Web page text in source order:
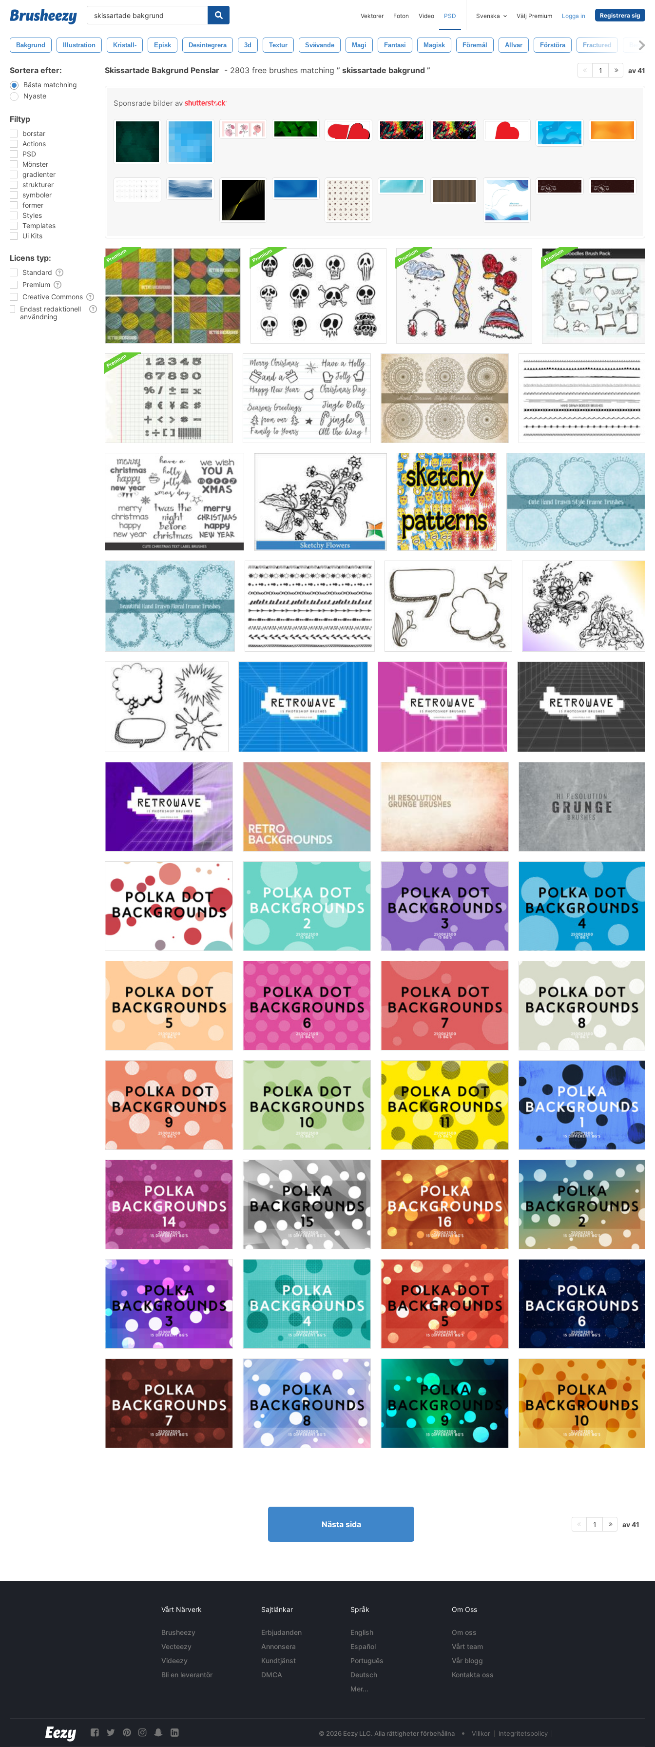
Vektorer Foton Video PSD Svenska Välj Premium Logga in Registrera sig
Bakgrund Illustration Kristall- Episk Desintegrera 3d Textur Svävande Magi Fantasi Magisk Föremål Allvar Förstöra Fractured Begrepp
Sortera efter:
Bästa matchning
Nyaste
Filtyp
borstar
Actions
PSD
Mönster
gradienter
strukturer
symboler
former
Styles
Templates
Ui Kits
Licens typ:
Standard
Premium
Creative Commons
Endast redaktionell
användning
Skissartade Bakgrund Penslar - 2803 free brushes matching skissartade bakgrund 1 av 41
Sponsrade bilder av
Nästa sida 1 av 41
Vårt Närverk
Brusheezy
Vecteezy
Videezy
Bli en leverantör
Sajtlänkar
Erbjudanden
Annonsera
Kundtjänst
DMCA
Språk
English
Español
Português
Deutsch
Mer...
Om Oss
Om oss
Vårt team
Vår blogg
Kontakta oss
© 2026 Eezy LLC. Alla rättigheter förbehållna • Villkor Integritetspolicy